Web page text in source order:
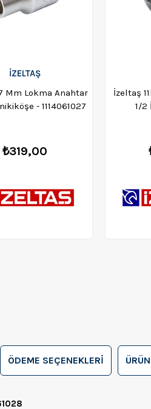
İZELTAŞ
Mm Lokma Anahtar
- 1114061027
₺319,00
İzeltaş
1/2
ÖDEME SEÇENEKLERI